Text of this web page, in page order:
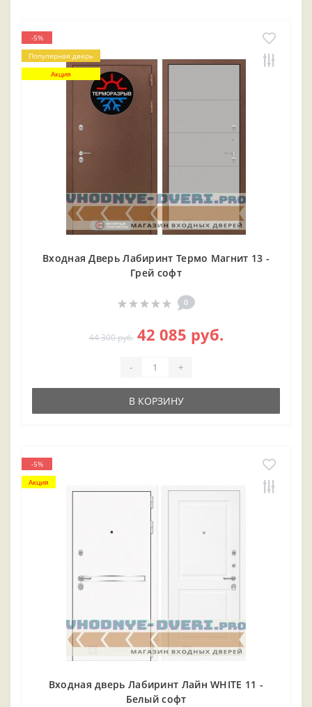
-5%
Популярная дверь
Акция
Входная Дверь Лабиринт Термо Магнит 13 -
Грей софт
0
44 300 руб. 42 085 руб.
- +
В КОРЗИНУ
-5%
Акция
Входная дверь Лабиринт Лайн WHITE 11 -
Белый софт